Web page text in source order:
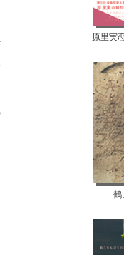
原里実
鶴